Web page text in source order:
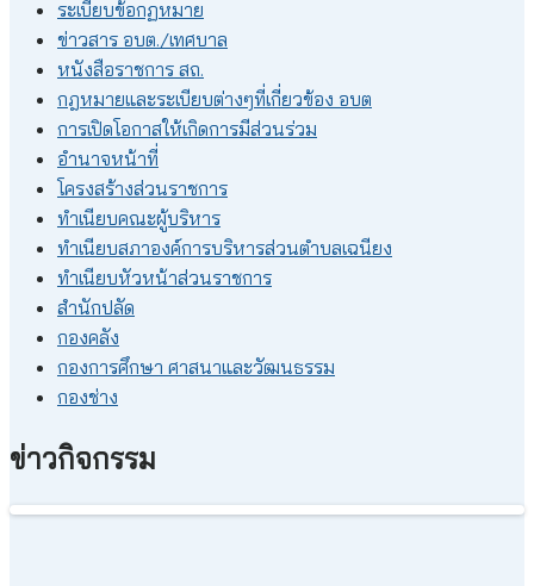
ระเบียบข้อกฏหมาย
ข่าวสาร อบต./เทศบาล
หนังสือราชการ สถ.
กฎหมายและระเบียบต่างๆที่เกี่ยวข้อง อบต
การเปิดโอกาสให้เกิดการมีส่วนร่วม
อำนาจหน้าที่
โครงสร้างส่วนราชการ
ทำเนียบคณะผู้บริหาร
ทำเนียบสภาองค์การบริหารส่วนตำบลเฉนียง
ทำเนียบหัวหน้าส่วนราชการ
สำนักปลัด
กองคลัง
กองการศึกษา ศาสนาและวัฒนธรรม
กองช่าง
ข่าวกิจกรรม